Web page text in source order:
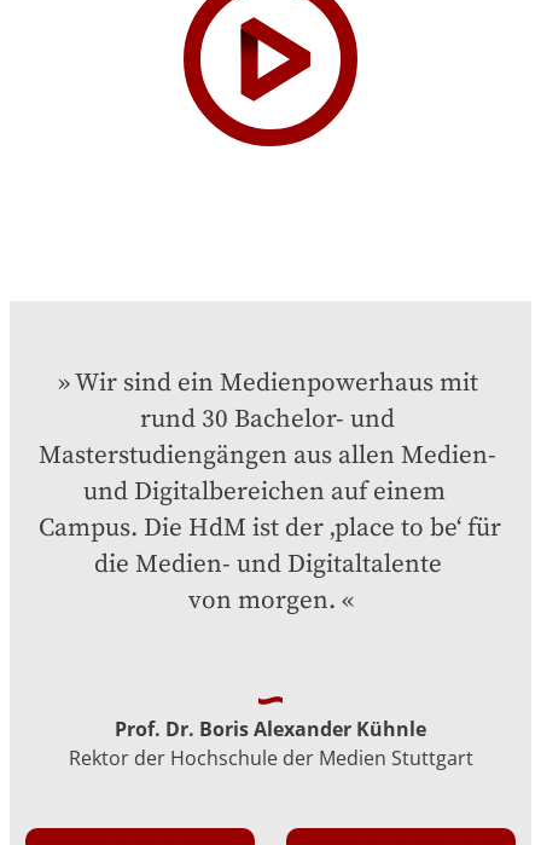
Wir sind ein Medienpowerhaus mit
rund 30 Bachelor- und
Masterstudiengängen aus allen Medien-
und Digitalbereichen auf einem
Campus. Die HdM ist der ‚place to be‘ für
die Medien- und Digitaltalente
von morgen.
Prof. Dr. Boris Alexander Kühnle
Rektor der Hochschule der Medien Stuttgart